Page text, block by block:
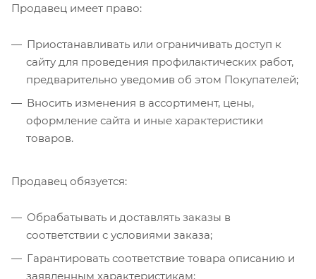
Продавец имеет право:
Приостанавливать или ограничивать доступ к
сайту для проведения профилактических работ,
предварительно уведомив об этом Покупателей;
Вносить изменения в ассортимент, цены,
оформление сайта и иные характеристики
товаров.
Продавец обязуется:
Обрабатывать и доставлять заказы в
соответствии с условиями заказа;
Гарантировать соответствие товара описанию и
заявленным характеристикам;